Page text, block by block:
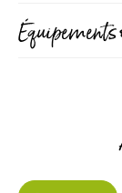
En détail
Durée
Type
Équipements